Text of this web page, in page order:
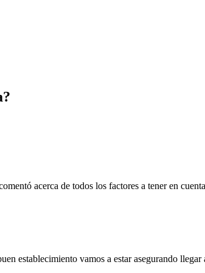
acerca de todos los factores a tener en
establecimiento vamos a estar asegurando